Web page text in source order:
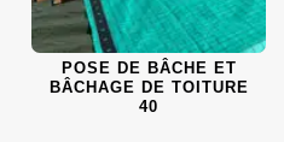
POSE DE BÂCHE ET
BÂCHAGE DE TOITURE
40